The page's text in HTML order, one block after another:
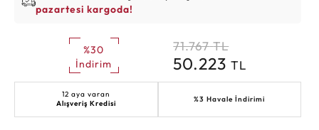
pazartesi kargoda!
%30
İndirim
71.767 TL
50.223TL
12 aya varan
Alışveriş Kredisi
%3 Havale İndirimi